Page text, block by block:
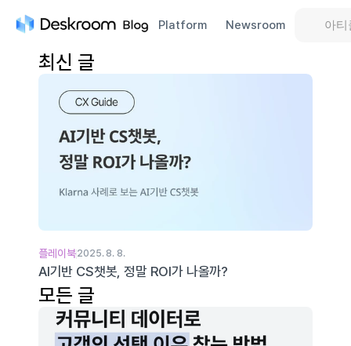
Platform Newsroom 아
최신 글
플레이북2025. 8. 8.
AI기반 CS챗봇, 정말 ROI가 나올까?
Klarna 사례로 보는 AI기반 CS챗봇
모든 글